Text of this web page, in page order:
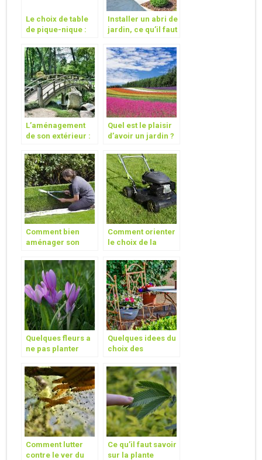
Le choix de table
de pique-nique :
aluminium ?
Installer un abri de
jardin, ce qu’il faut
L’aménagement
de son extérieur :
vous convient le
plus ?
Quel est le plaisir
d’avoir un jardin ?
Comment bien
aménager son
Comment orienter
le choix de la
pour son jardin ?
Quelques fleurs a
ne pas planter
Quelques idees du
choix des
meuble de jardin
Comment lutter
contre le ver du
Ce qu’il faut savoir
sur la plante